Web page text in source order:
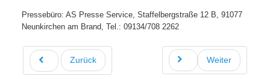
Pressebüro: AS Presse Service, Staffelbergstraße 12 B, 91077
Neunkirchen am Brand, Tel.: 09134/708 2262
Zurück Weiter